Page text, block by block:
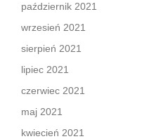
październik 2021
wrzesień 2021
sierpień 2021
lipiec 2021
czerwiec 2021
maj 2021
kwiecień 2021